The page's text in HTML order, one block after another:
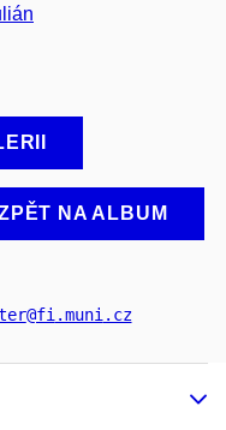
NA ALBUM
@fi.muni.cz